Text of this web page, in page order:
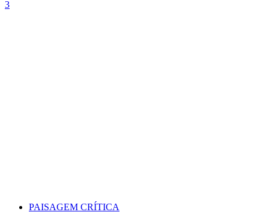
3
PAISAGEM CRÍTICA